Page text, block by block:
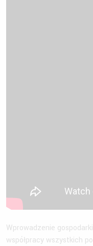
Wprowadzenie
współpracy wszystkich